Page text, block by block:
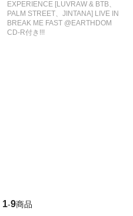
EXPERIENCE [LUVRAW & BTB、
PALM STREET、JINTANA] LIVE IN
BREAK ME FAST @EARTHDOM
CD-R付き!!!
1-9商品